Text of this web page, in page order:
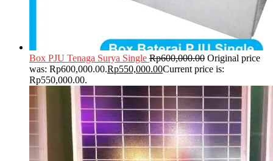
Box PJU Tenaga Surya Single Rp600,000.00 Original price
was: Rp600,000.00.Rp550,000.00Current price is:
Rp550,000.00.